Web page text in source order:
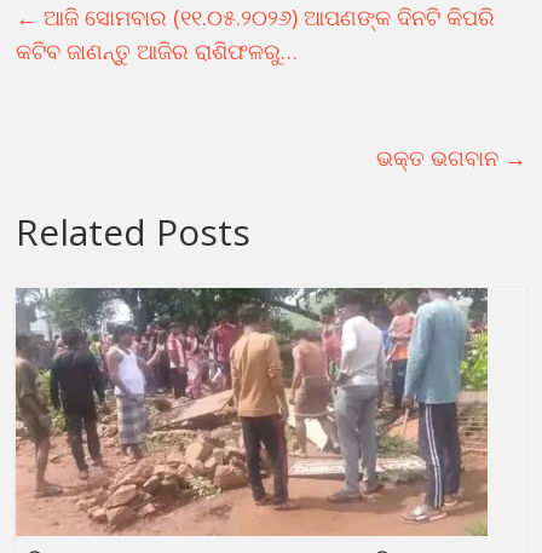
← ଆଜି ସୋମବାର (୧୧.୦୫.୨୦୨୬) ଆପଣଙ୍କ ଦିନଟି କିପରି
କଟିବ ଜାଣନ୍ତୁ ଆଜିର ରାଶିଫଳରୁ…
ଭକ୍ତ ଭଗବାନ →
Related Posts